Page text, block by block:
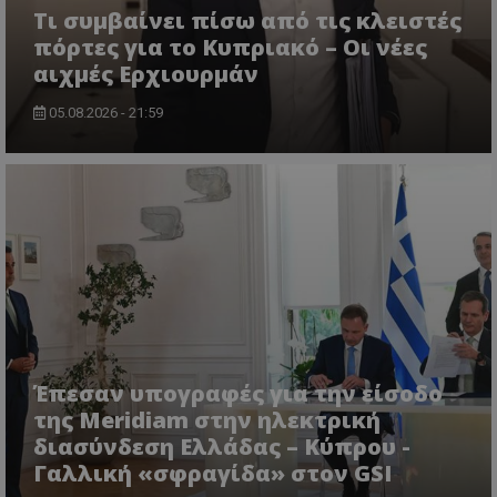
Τι συμβαίνει πίσω από τις κλειστές
πόρτες για το Κυπριακό – Οι νέες
αιχμές Ερχιουρμάν
05.08.2026 - 21:59
Έπεσαν υπογραφές για την είσοδο
της Meridiam στην ηλεκτρική
διασύνδεση Ελλάδας – Κύπρου -
Γαλλική «σφραγίδα» στον GSI
ASP.NET_SessionId
Microsoft Corporation